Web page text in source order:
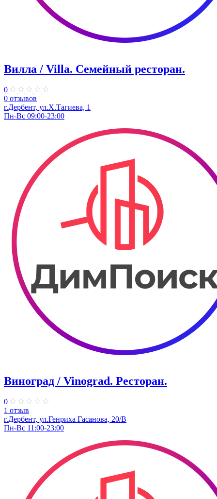
Вилла / Villa. Семейный ресторан.
0
0 отзывов
г.Дербент, ул.Х.Тагиева, 1
Пн-Вс 09:00-23:00
Виноград / Vinograd. Ресторан.
0
1 отзыв
г.Дербент, ​ул.Генриха Гасанова, 20/В
Пн-Вс 11:00-23:00